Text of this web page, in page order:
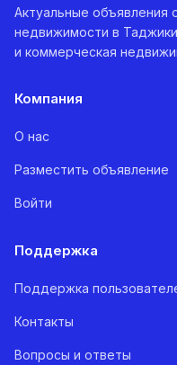
Актуальные объявления
недвижимости в
и коммерческая
Компания
О нас
Разместить объявление
Войти
Поддержка
Поддержка
Контакты
Вопросы и ответы